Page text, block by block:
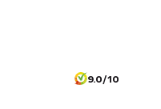
9.0/10